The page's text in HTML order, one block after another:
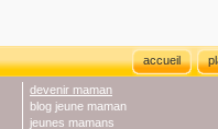
accueil
devenir maman
blog jeune maman
jeunes mamans